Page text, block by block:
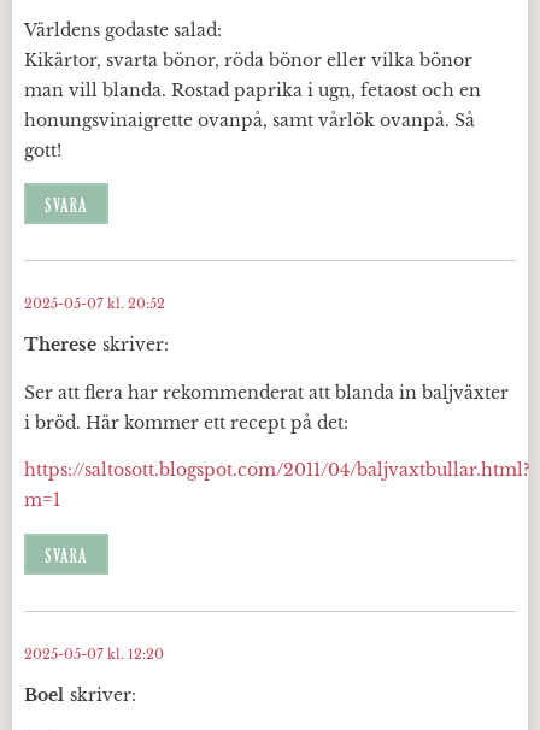
Världens godaste salad:
Kikärtor, svarta bönor, röda bönor eller vilka bönor
man vill blanda. Rostad paprika i ugn, fetaost och en
honungsvinaigrette ovanpå, samt vårlök ovanpå. Så
gott!
SVARA
Therese skriver:
2025-05-07 kl. 20:52
Ser att flera har rekommenderat att blanda in baljväxter
i bröd. Här kommer ett recept på det:
https://saltosott.blogspot.com/2011/04/baljvaxtbullar.html?
m=1
SVARA
Boel skriver:
2025-05-07 kl. 12:20